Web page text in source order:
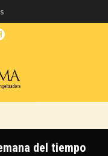
del tiempo